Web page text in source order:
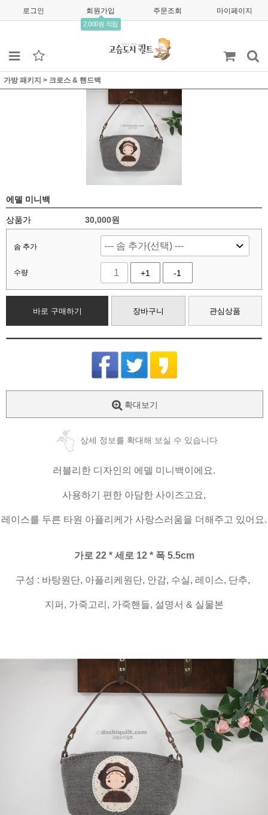
로그인 회원가입
2,000원 적립
주문조회 마이페이지
가방 패키지 > 크로스 & 핸드백
에델 미니백
상품가 30,000원
솜 추가
수량 +1 -1
바로 구매하기 장바구니 관심상품
확대보기
상세 정보를 확대해 보실 수 있습니다
러블리한 디자인의 에델 미니백이에요.
사용하기 편한 아담한 사이즈고요,
레이스를 두른 타원 아플리케가 사랑스러움을 더해주고 있어요.
가로 22 * 세로 12 * 폭 5.5cm
구성 : 바탕원단, 아플리케원단, 안감, 수실, 레이스, 단추,
지퍼, 가죽고리, 가죽핸들, 설명서 & 실물본